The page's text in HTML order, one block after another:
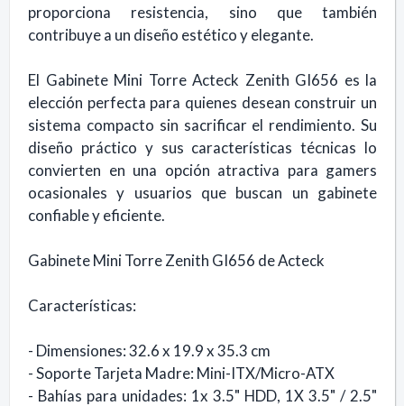
proporciona resistencia, sino que también
contribuye a un diseño estético y elegante.
El Gabinete Mini Torre Acteck Zenith GI656 es la
elección perfecta para quienes desean construir un
sistema compacto sin sacrificar el rendimiento. Su
diseño práctico y sus características técnicas lo
convierten en una opción atractiva para gamers
ocasionales y usuarios que buscan un gabinete
confiable y eficiente.
Gabinete Mini Torre Zenith GI656 de Acteck
Características:
- Dimensiones: 32.6 x 19.9 x 35.3 cm
- Soporte Tarjeta Madre: Mini-ITX/Micro-ATX
- Bahías para unidades: 1x 3.5" HDD, 1X 3.5" / 2.5"